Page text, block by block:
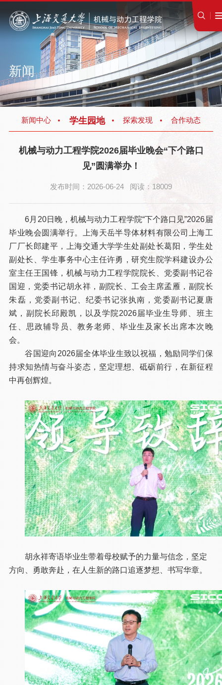
新闻
新闻中心 学生园地 探索发现 合作动态
机械与动力工程学院2026届毕业晚会“下个路口
见”圆满举办！
发布时间：2026-06-24 阅读：18009
6月20日晚，机械与动力工程学院“下个路口见”2026届
毕业晚会圆满举行。上海天岳半导体材料有限公司上海工
厂厂长郎建平，上海交通大学学生处副处长葛阳，学生处
副处长、学生事务中心主任许勇，研究生院学科建设办公
室主任王国锋，机械与动力工程学院院长、党委副书记谷
国迎，党委书记胡永祥，副院长、工会主席孟雁，副院长
朱磊，党委副书记、纪委书记张执南，党委副书记夏唐
斌，副院长邱殿凯，以及学院2026届毕业生导师、班主
任、思政辅导员、教务老师、毕业生及家长出席本次晚
会。
谷国迎向2026届全体毕业生致以祝福，勉励同学们保
持求知热情与奋斗姿态，坚定理想、砥砺前行，在新征程
中再创辉煌。
胡永祥寄语毕业生带着母校赋予的力量与信念，坚定
方向、勇敢奔赴，在人生新的路口追逐梦想、书写华章。